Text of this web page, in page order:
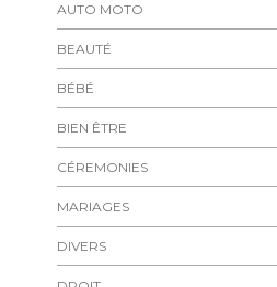
AUTO MOTO
BEAUTÉ
BÉBÉ
BIEN ÊTRE
CÉREMONIES
MARIAGES
DIVERS